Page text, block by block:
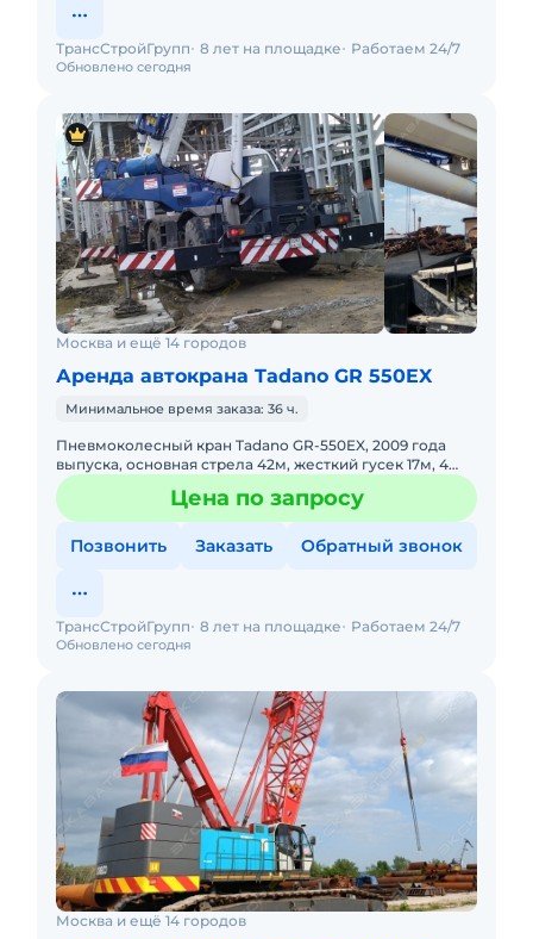
Обновлено сегодня
ТрансСтройГрупп 8 лет на площадке Работаем 24/7
Москва и ещё 14 городов
Аренда автокрана Tadano GR 550EX
Минимальное время заказа: 36 ч.
Пневмоколесный кран Tadano GR-550EX, 2009 года
выпуска, основная стрела 42м, жесткий гусек 17м, 4
WD, короткая база. Не габарит. Передвижение по
дорогам общегоЦена по запросу
Позвонить Заказать Обратный звонок
Обновлено сегодня
ТрансСтройГрупп 8 лет на площадке Работаем 24/7
Москва и ещё 14 городов